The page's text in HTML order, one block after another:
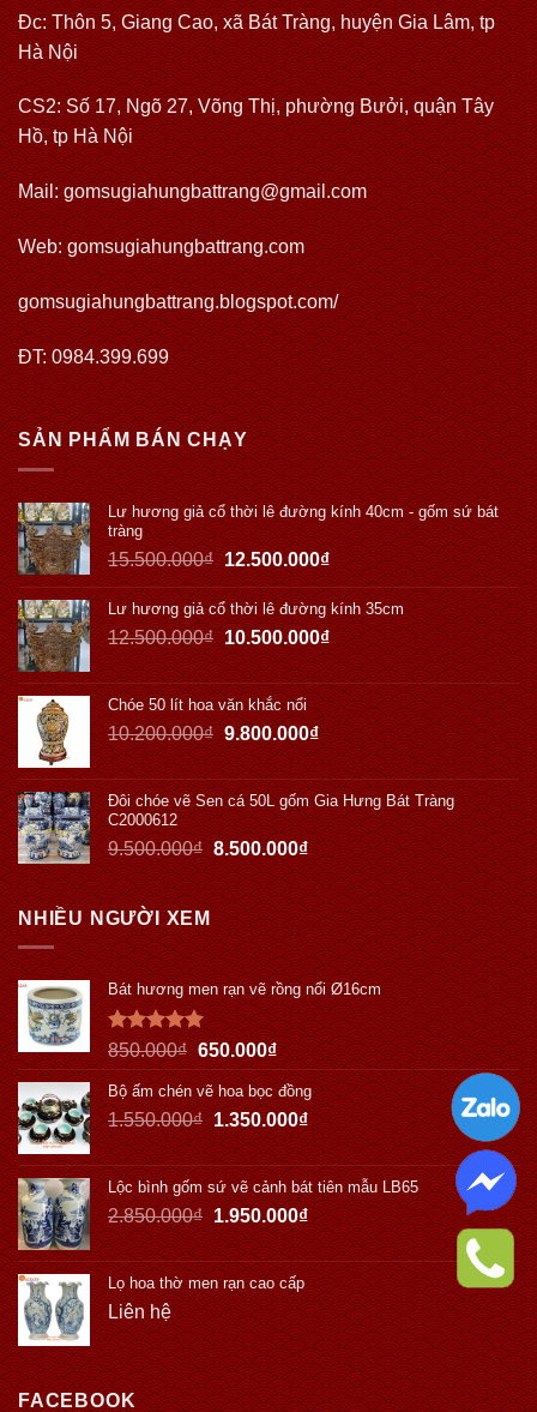
Đc: Thôn 5, Giang Cao, xã Bát Tràng, huyện Gia Lâm, tp
Hà Nội
CS2: Số 17, Ngõ 27, Võng Thị, phường Bưởi, quận Tây
Hồ, tp Hà Nội
Mail: gomsugiahungbattrang@gmail.com
Web:gomsugiahungbattrang.com
gomsugiahungbattrang.blogspot.com/
ĐT: 0984.399.699
SẢN PHẨM BÁN CHẠY
Lư hương giả cổ thời lê đường kính 40cm - gốm sứ bát
tràng
15.500.000₫ 12.500.000₫
Lư hương giả cổ thời lê đường kính 35cm
12.500.000₫ 10.500.000₫
Chóe 50 lít hoa văn khắc nổi
10.200.000₫ 9.800.000₫
Đôi chóe vẽ Sen cá 50L gốm Gia Hưng Bát Tràng
C2000612
9.500.000₫ 8.500.000₫
NHIỀU NGƯỜI XEM
Bát hương men rạn vẽ rồng nổi Ø16cm
Được xếp
hạng5.00
5 sao
850.000₫ 650.000₫
Bộ ấm chén vẽ hoa bọc đồng
1.550.000₫ 1.350.000₫
Lộc bình gốm sứ vẽ cảnh bát tiên mẫu LB65
2.850.000₫ 1.950.000₫
Lọ hoa thờ men rạn cao cấp
Liên hệ
FACEBOOK